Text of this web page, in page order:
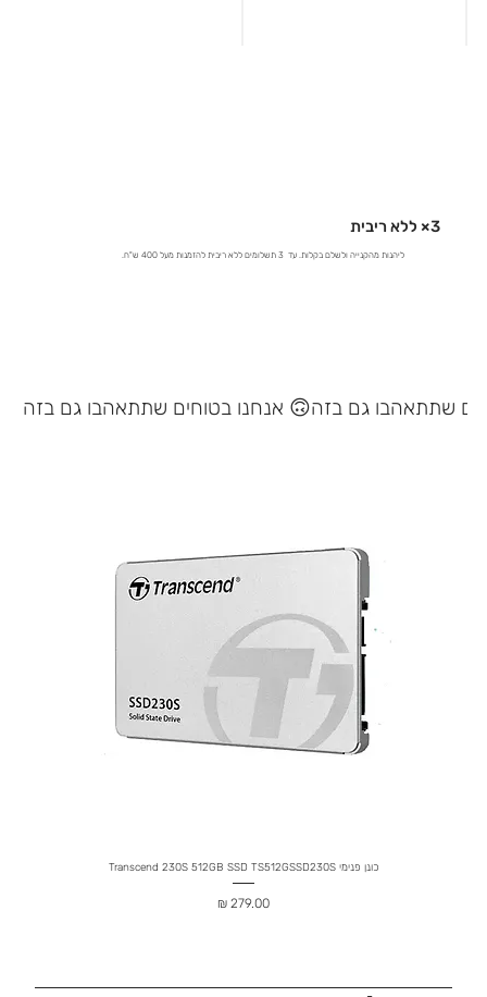
3× ללא ריבית
ליהנות מהקנייה ולשלם בקלות. עד 3 תשלומים ללא ריבית להזמנות מעל 400 ש"ח.
אנחנו בטוחים שתתאהבו גם בזה 🙃
כונן פנימי Transcend 230S 512GB SSD TS512GSSD230S
מחיר